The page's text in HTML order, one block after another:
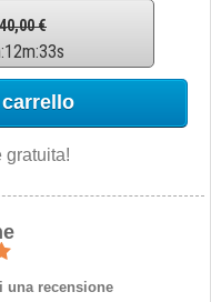
€
:12m:32s
gratuita!
una recensione